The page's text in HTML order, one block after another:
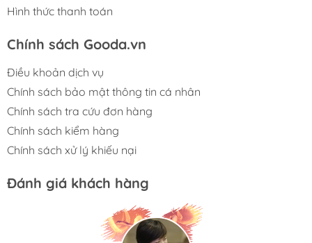
Hình thức thanh toán
Chính sách Gooda.vn
Điều khoản dịch vụ
Chính sách bảo mật thông tin cá nhân
Chính sách tra cứu đơn hàng
Chính sách kiểm hàng
Chính sách xử lý khiếu nại
Đánh giá khách hàng